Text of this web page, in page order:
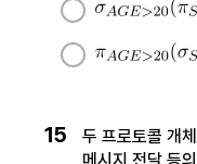
15
두 프로토콜 개